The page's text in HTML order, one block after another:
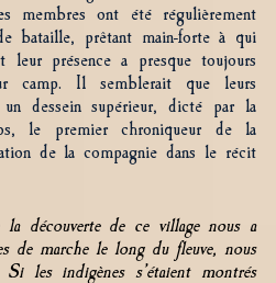
membres ont été régulièrement
bataille, prêtant main-forte à qui
présence a presque toujours
camp. Il semblerait que leurs
un dessein supérieur, dicté par la
le premier chroniqueur de la
de la compagnie dans le récit
découverte de ce village nous a
de marche le long du fleuve, nous
les indigènes s’étaient montrés